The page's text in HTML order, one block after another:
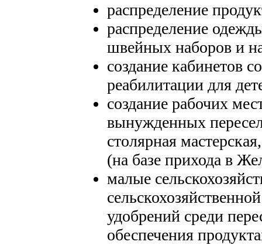
распределение
распределение
швейных наборов и
создание кабинетов
реабилитации для
создание рабочих
вынужденных
столярная
(на базе прихода в
малые
удобрений среди
обеспечения